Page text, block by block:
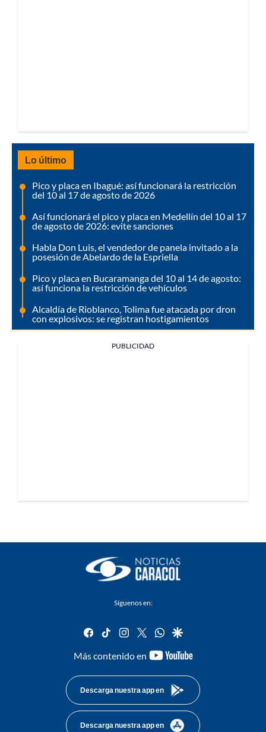
Lo último
Pico y placa en Ibagué: así funcionará la restricción
del 10 al 17 de agosto de 2026
Así funcionará el pico y placa en Medellín del 10 al 17
de agosto de 2026: evite sanciones
Habla Don Luis, el vendedor de panela invitado a la
posesión de Abelardo de la Espriella
Pico y placa en Bucaramanga del 10 al 14 de agosto:
así funciona la restricción de vehículos
Alcaldía de Rioblanco, Tolima fue atacada por dron
con explosivos: se registran hostigamientos
PUBLICIDAD
Síguenos en:
facebook
tiktok instagram
twitterwhatsapp
google
Más contenido en
youtube-
Descarga nuestra app en
Descarga nuestra app en